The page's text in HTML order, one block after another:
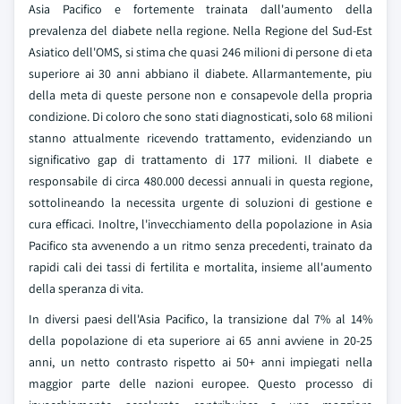
Asia Pacifico e fortemente trainata dall'aumento della
prevalenza del diabete nella regione. Nella Regione del Sud-Est
Asiatico dell'OMS, si stima che quasi 246 milioni di persone di eta
superiore ai 30 anni abbiano il diabete. Allarmantemente, piu
della meta di queste persone non e consapevole della propria
condizione. Di coloro che sono stati diagnosticati, solo 68 milioni
stanno attualmente ricevendo trattamento, evidenziando un
significativo gap di trattamento di 177 milioni. Il diabete e
responsabile di circa 480.000 decessi annuali in questa regione,
sottolineando la necessita urgente di soluzioni di gestione e
cura efficaci. Inoltre, l'invecchiamento della popolazione in Asia
Pacifico sta avvenendo a un ritmo senza precedenti, trainato da
rapidi cali dei tassi di fertilita e mortalita, insieme all'aumento
della speranza di vita.
In diversi paesi dell'Asia Pacifico, la transizione dal 7% al 14%
della popolazione di eta superiore ai 65 anni avviene in 20-25
anni, un netto contrasto rispetto ai 50+ anni impiegati nella
maggior parte delle nazioni europee. Questo processo di